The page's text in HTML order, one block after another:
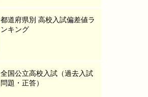
都道府県別 高校入試偏差値ラ
ンキング
全国公立高校入試（過去入試
問題・正答）